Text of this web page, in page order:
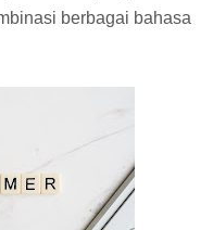
berbagai bahasa